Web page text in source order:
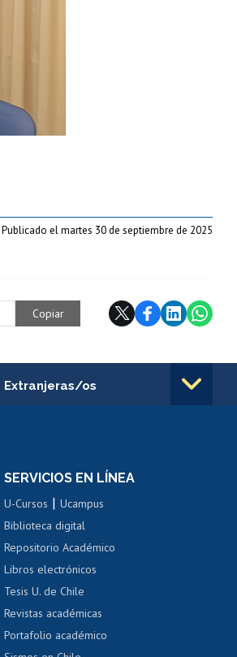
Publicado el martes 30 de septiembre de 2025
Copiar
Extranjeras/os
Movilidad Estudiantil
Cursos de español
SERVICIOS EN LÍNEA
U-Cursos |Ucampus
Biblioteca digital
Repositorio Académico
Libros electrónicos
Tesis U. de Chile
Revistas académicas
Portafolio académico